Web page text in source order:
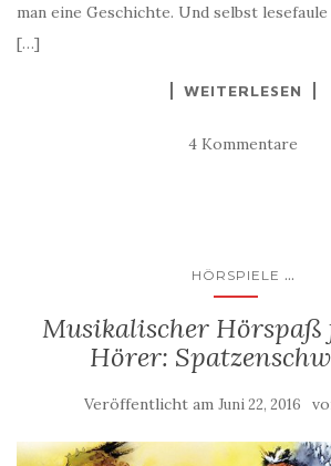
man eine Geschichte. Und selbst
[…]
WEITERLESEN
4 Kommentare
HÖRSPIELE ...
Musikalischer
Hörer:
Veröffentlicht am Juni 22, 2016